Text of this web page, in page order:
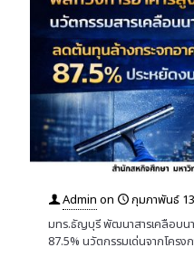
Admin on
กุมภาพันธ์
มทร.ธัญบุรี พัฒนาสารเคลือบน
87.5% นวัตกรรมเด่นจากโคร